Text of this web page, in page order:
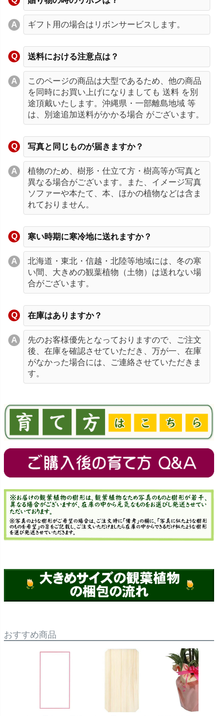
ギフト用の場合はリボンサービスします。
送料における注意点は？
このページの商品は大型であるため、他の商品
を同時にお買い上げになりましても 送料 を別
途頂戴いたします。沖縄県・一部離島地域 等
は、別途追加送料がかかる場合 がございます。
写真と同じものが届きますか？
植物のため、樹形・仕立て方・樹高等が写真と
異なる場合がございます。また、イメージ写真
ソファーや本たて、本、ほかの植物などは含ま
れておりません。
寒い時期に寒冷地に送れますか？
北海道・東北・信越・北陸等地域には、冬の寒
い間、大きめの観葉植物（土物）は送れない場
合がございます。
在庫はありますか？
先のお客様優先となっておりますので、ご注文
後、在庫を確認させていただき、万が一、在庫
がなかった場合には、ご連絡させていただきま
す。
おすすめ商品